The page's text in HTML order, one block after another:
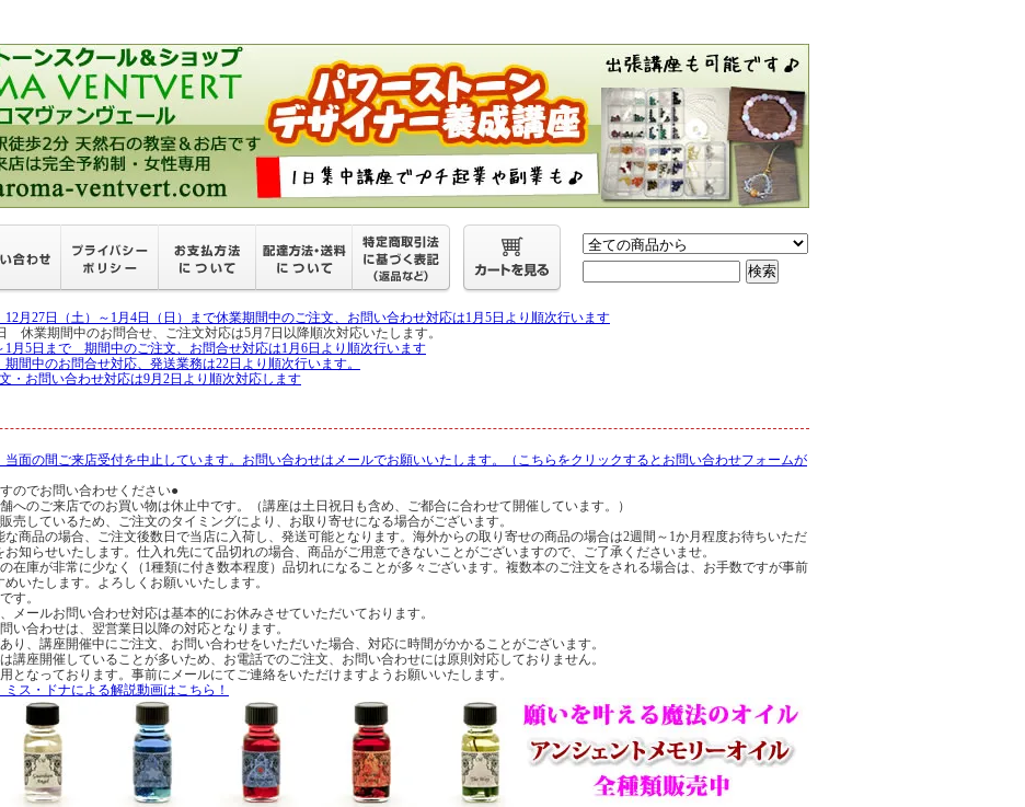
12月27日（土）～1月4日（日）まで休業期間中のご注文、お問い合わせ対応は1月5日より順次行います
休業期間中のお問合せ、ご注文対応は5月7日以降順次対応いたします。
1月5日まで 期間中のご注文、お問合せ対応は1月6日より順次行います
期間中のお問合せ対応、発送業務は22日より順次行います。
・お問い合わせ対応は9月2日より順次対応します
当面の間ご来店受付を中止しています。お問い合わせはメールでお願いいたします。（こちらをクリックするとお問い合わせフォームが
のでお問い合わせください●
のご来店でのお買い物は休止中です。（講座は土日祝日も含め、ご都合に合わせて開催しています。）
売しているため、ご注文のタイミングにより、お取り寄せになる場合がございます。
商品の場合、ご注文後数日で当店に入荷し、発送可能となります。海外からの取り寄せの商品の場合は2週間～1か月程度お待ちいただ
知らせいたします。仕入れ先にて品切れの場合、商品がご用意できないことがございますので、ご了承くださいませ。
在庫が非常に少なく（1種類に付き数本程度）品切れになることが多々ございます。複数本のご注文をされる場合は、お手数ですが事前
いたします。よろしくお願いいたします。
す。
メールお問い合わせ対応は基本的にお休みさせていただいております。
い合わせは、翌営業日以降の対応となります。
り、講座開催中にご注文、お問い合わせをいただいた場合、対応に時間がかかることがございます。
講座開催していることが多いため、お電話でのご注文、お問い合わせには原則対応しておりません。
となっております。事前にメールにてご連絡をいただけますようお願いいたします。
・ドナによる解説動画はこちら！